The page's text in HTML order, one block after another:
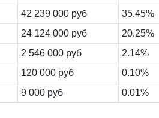
42 239 000 руб 35.45%
24 124 000 руб 20.25%
2 546 000 руб 2.14%
120 000 руб 0.10%
9 000 руб 0.01%